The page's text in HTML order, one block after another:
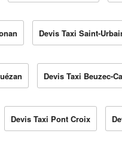
Devis Taxi Saint-
Devis Taxi Beuzec-
Devis Taxi Pont Croix